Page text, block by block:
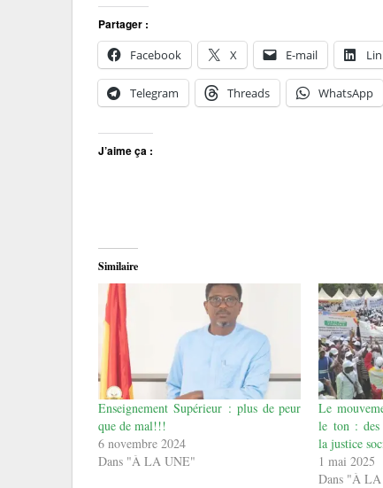
Partager :
Facebook
X E-mail
Telegram Threads WhatsApp
J’aime ça :
Similaire
Enseignement Supérieur : plus de peur
que de mal!!!
6 novembre 2024
Dans "À LA UNE"
Le
le ton : des
la justice
1 mai 2025
Dans "À